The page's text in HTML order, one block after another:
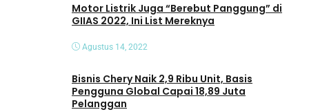
Motor Listrik Juga “Berebut Panggung” di
GIIAS 2022, Ini List Mereknya
Agustus 14, 2022
Bisnis Chery Naik 2,9 Ribu Unit, Basis
Pengguna Global Capai 18,89 Juta
Pelanggan